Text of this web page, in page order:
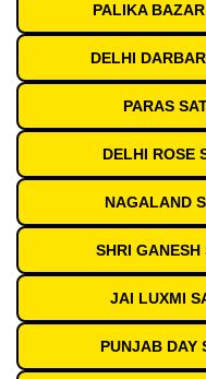
PALIKA
DELHI
PARAS
DELHI ROSE
NAGALAND
SHRI
JAI LUXMI
PUNJAB DAY